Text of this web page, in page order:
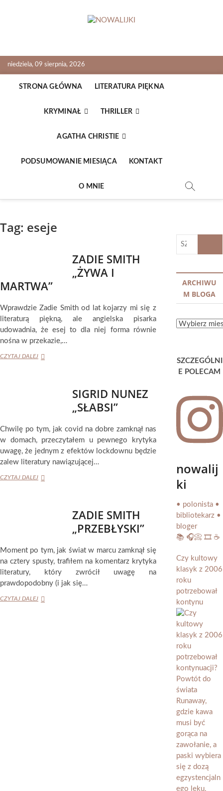
niedziela, 09 sierpnia, 2026
STRONA GŁÓWNA LITERATURA PIĘKNA
KRYMINAŁ THRILLER
AGATHA CHRISTIE
PODSUMOWANIE MIESIĄCA KONTAKT
O MNIE
Tag: eseje
ZADIE SMITH
„ŻYWA I
MARTWA”
Wprawdzie Zadie Smith od lat kojarzy mi się z
literaturą piękną, ale angielska pisarka
udowadnia, że esej to dla niej forma równie
nośna w przekazie,…
CZYTAJ DALEJZADIE
SIGRID NUNEZ
„SŁABSI”
Chwilę po tym, jak covid na dobre zamknął nas
w domach, przeczytałem u pewnego krytyka
uwagę, że jednym z efektów lockdownu będzie
zalew literatury nawiązującej…
CZYTAJ DALEJSIGRID
ZADIE SMITH
„PRZEBŁYSKI”
Moment po tym, jak świat w marcu zamknął się
na cztery spusty, trafiłem na komentarz krytyka
literatury, który zwrócił uwagę na
prawdopodobny (i jak się…
CZYTAJ DALEJZADIE
ARCHIWU
M BLOGA
ARCHIWUM
SZCZEGÓLNI
E POLECAM
nowalij
ki
• polonista •
bibliotekarz •
bloger
📚 🎧📀 🎞️ ☕️
Czy kultowy
klasyk z 2006
roku
potrzebował
kontynu